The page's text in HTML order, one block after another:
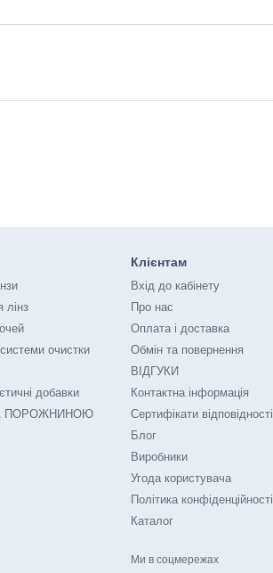
лінз
очистки
добавки
ПОРОЖНИНОЮ
Клієнтам
Вхід до кабінету
Про нас
Оплата і доставка
Обмін та повернення
ВІДГУКИ
Контактна інформація
Сертифікати відповідності
Блог
Виробники
Угода користувача
Політика конфіденційності
Каталог
Ми в соцмережах